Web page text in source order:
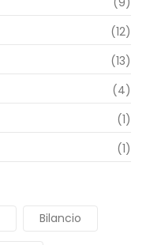
(12)
(13)
(4)
(1)
(1)
Bilancio